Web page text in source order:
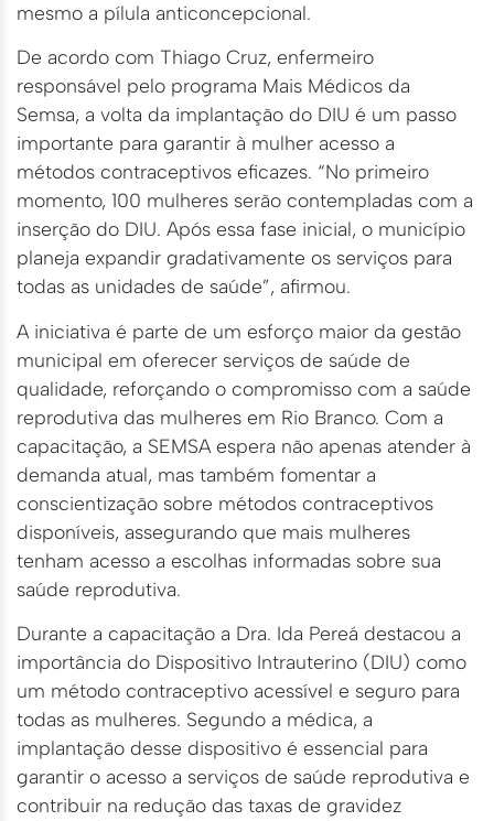
mesmo a pílula anticoncepcional.
De acordo com Thiago Cruz, enfermeiro
responsável pelo programa Mais Médicos da
Semsa, a volta da implantação do DIU é um passo
importante para garantir à mulher acesso a
métodos contraceptivos eficazes. “No primeiro
momento, 100 mulheres serão contempladas com a
inserção do DIU. Após essa fase inicial, o município
planeja expandir gradativamente os serviços para
todas as unidades de saúde”, afirmou.
A iniciativa é parte de um esforço maior da gestão
municipal em oferecer serviços de saúde de
qualidade, reforçando o compromisso com a saúde
reprodutiva das mulheres em Rio Branco. Com a
capacitação, a SEMSA espera não apenas atender à
demanda atual, mas também fomentar a
conscientização sobre métodos contraceptivos
disponíveis, assegurando que mais mulheres
tenham acesso a escolhas informadas sobre sua
saúde reprodutiva.
Durante a capacitação a Dra. Ida Pereá destacou a
importância do Dispositivo Intrauterino (DIU) como
um método contraceptivo acessível e seguro para
todas as mulheres. Segundo a médica, a
implantação desse dispositivo é essencial para
garantir o acesso a serviços de saúde reprodutiva e
contribuir na redução das taxas de gravidez